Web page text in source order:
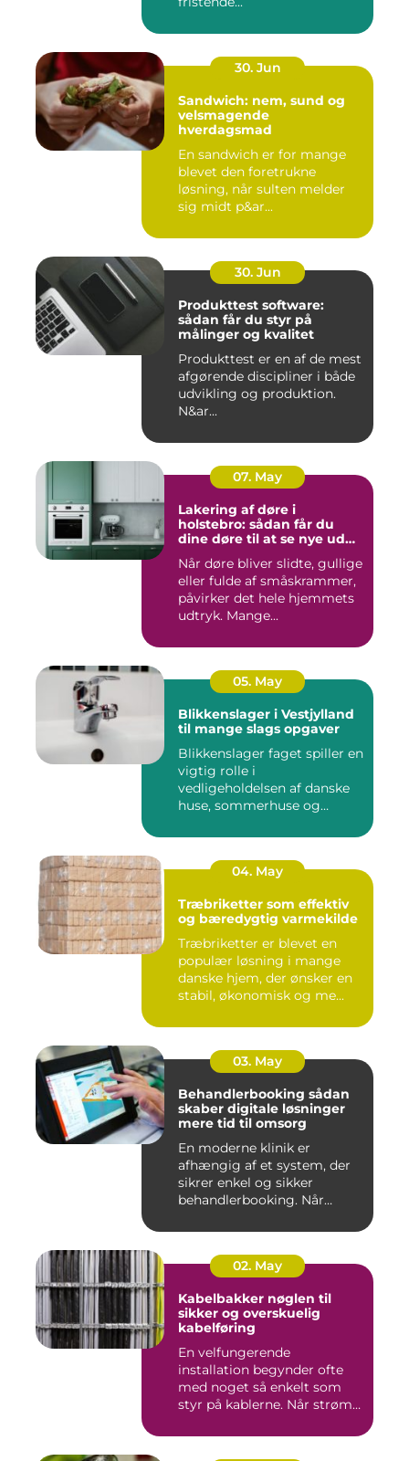
30. Jun
Sandwich: nem, sund og
velsmagende
hverdagsmad
En sandwich er for mange
blevet den foretrukne
løsning, når sulten melder
sig midt p&ar...
30. Jun
Produkttest software:
sådan får du styr på
målinger og kvalitet
Produkttest er en af de mest
afgørende discipliner i både
udvikling og produktion.
N&ar...
07. May
Lakering af døre i
holstebro: sådan får du
dine døre til at se nye ud
Når døre bliver slidte, gullige
eller fulde af småskrammer,
påvirker det hele hjemmets
udtryk. Mange...
05. May
Blikkenslager i Vestjylland
til mange slags opgaver
Blikkenslager faget spiller en
vigtig rolle i
vedligeholdelsen af danske
huse, sommerhuse og
04. May
Træbriketter som effektiv
og bæredygtig varmekilde
Træbriketter er blevet en
populær løsning i mange
danske hjem, der ønsker en
stabil, økonomisk og me...
03. May
Behandlerbooking sådan
skaber digitale løsninger
mere tid til omsorg
En moderne klinik er
afhængig af et system, der
sikrer enkel og sikker
behandlerbooking. Når
02. May
Kabelbakker nøglen til
sikker og overskuelig
kabelføring
En velfungerende
installation begynder ofte
med noget så enkelt som
styr på kablerne. Når strøm-,